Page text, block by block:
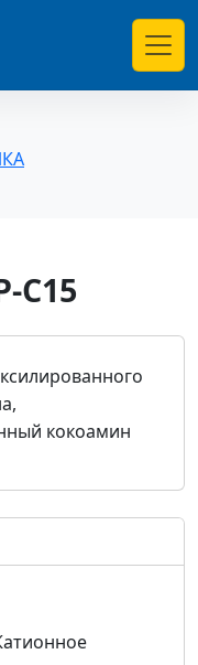
C15
кокоамин